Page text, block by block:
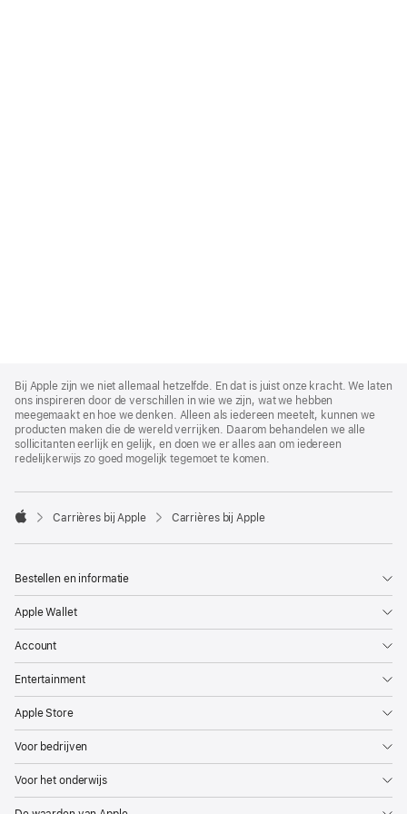
Footer
Bij Apple zijn we niet allemaal hetzelfde. En dat is juist onze kracht. We laten
ons inspireren door de verschillen in wie we zijn, wat we hebben
meegemaakt en hoe we denken. Alleen als iedereen meetelt, kunnen we
producten maken die de wereld verrijken. Daarom behandelen we alle
sollicitanten eerlijk en gelijk, en doen we er alles aan om iedereen
redelijkerwijs zo goed mogelijk tegemoet te komen.

Carrières bij Apple Carrières bij Apple
Bestellen en informatie
Apple Wallet
Account
Entertainment
Apple Store
Voor bedrijven
Voor het onderwijs